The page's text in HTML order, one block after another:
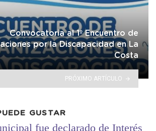
Convocatoria al 1º Encuentro de
por la Discapacidad en La
Costa
PRÓXIMO ARTÍCULO
GUSTAR
fue declarado de Interés